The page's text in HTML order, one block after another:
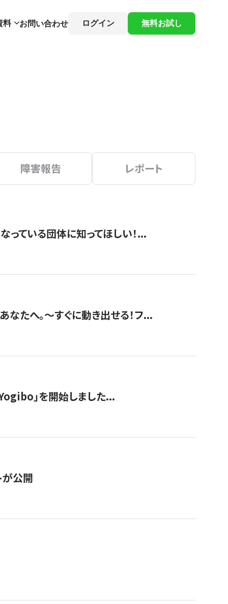
料 お問い合わせ ログイン 無料お試し
障害報告 レポート
っている団体に知ってほしい！...
なたへ。〜すぐに動き出せる！フ...
」を開始しました...
が公開